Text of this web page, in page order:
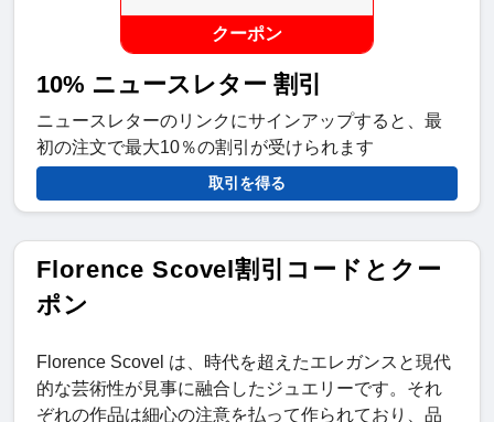
クーポン
10% ニュースレター 割引
ニュースレターのリンクにサインアップすると、最
初の注文で最大10％の割引が受けられます
取引を得る
Florence Scovel割引コードとクー
ポン
Florence Scovel は、時代を超えたエレガンスと現代
的な芸術性が見事に融合したジュエリーです。それ
ぞれの作品は細心の注意を払って作られており、品